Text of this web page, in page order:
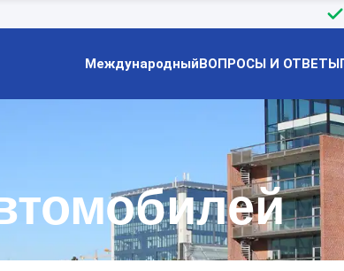
МеждународныйВОПРОСЫ И ОТВЕТЫ